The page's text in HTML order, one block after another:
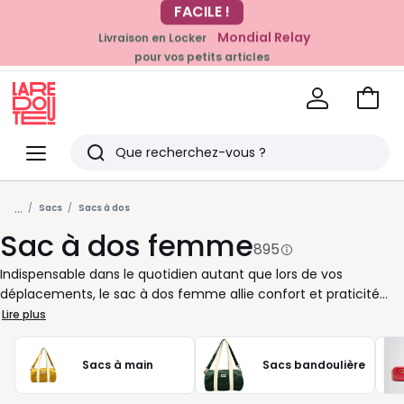
EN CE MOMENT
-20% dès 39€*
sur la mode
Livraison en Locker Mondial Relay
pour vos petits articles
Menu
Redoute
Rechercher
Derniers
articles
vus
Voir
... Sacs Sacs à dos
Sac à dos femme895
Indispensable dans le quotidien autant que lors de vos
déplacements, le sac à dos femme allie confort et praticité
sans compromettre le style. Véritable alternative au cabas ou
au sac porté épaule, il vous libère les mains tout en gardant vos
affaires bien organisées. Que ce soit pour accompagner vos
journées de travail, vos cours ou vos moments de voyage, il se
révèle toujours être un compagnon fiable et fonctionnel. Parce
Lire plus
Sacs à main Sacs bandoulière